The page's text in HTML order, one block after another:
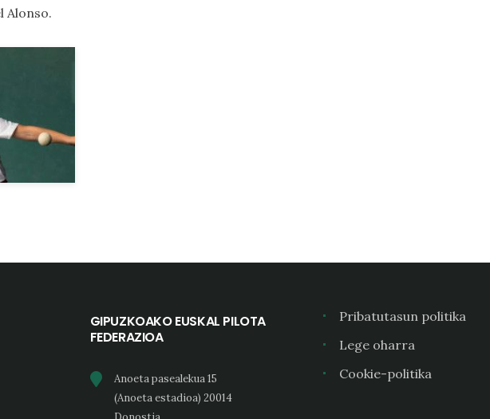
Alonso.
GIPUZKOAKO EUSKAL PILOTA
FEDERAZIOA
Anoeta pasealekua 15
(Anoeta estadioa) 20014
Pribatutasun politika
Lege oharra
Cookie-politika